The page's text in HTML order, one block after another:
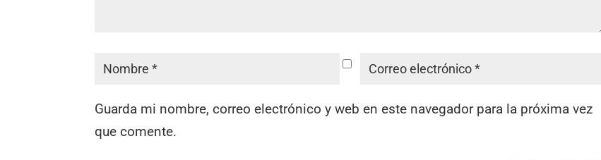
Guarda mi nombre, correo electrónico y web en este navegador para la próxima vez
que comente.